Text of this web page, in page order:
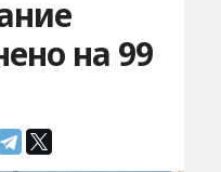
на 99